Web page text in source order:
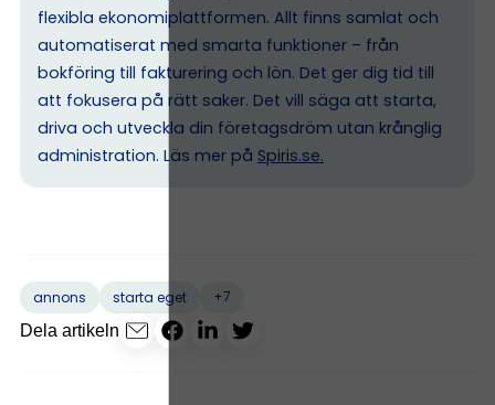
flexibla ekonomiplattformen. Allt finns samlat och
automatiserat med smarta funktioner – från
bokföring till fakturering och lön. Det ger dig tid till
att fokusera på rätt saker. Det vill säga att starta,
driva och utveckla din företagsdröm utan krånglig
administration. Läs mer på Spiris.se.
annons starta eget
+7
Dela artikeln